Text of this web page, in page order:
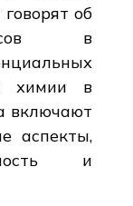
об
в
химии в
включают
аспекты,
и